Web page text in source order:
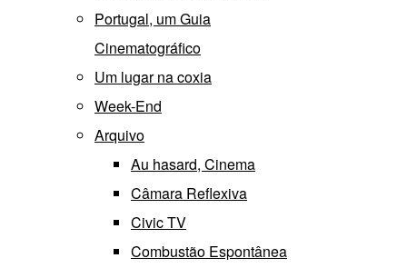
Portugal, um Guia
Cinematográfico
Um lugar na coxia
Week-End
Arquivo
Au hasard, Cinema
Câmara Reflexiva
Civic TV
Combustão Espontânea